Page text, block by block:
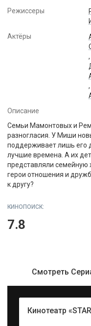
Режиссеры
Актёры
,
,
Описание
Семьи Мамонтовых и
разногласия. У Миши
поддерживает лишь
лучшие времена. А их
представляли семейную
герои отношения и
к другу?
КИНОПОИСК:
7.8
Смотреть
Кинотеатр